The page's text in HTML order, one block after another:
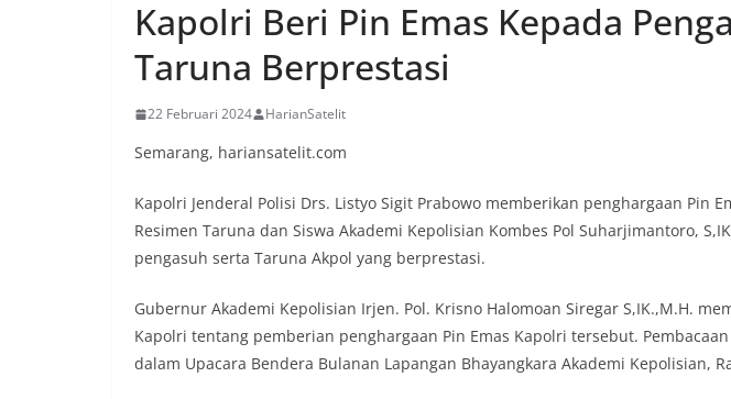
Kapolri Beri Pin Emas Kepada
Taruna Berprestasi
22 Februari 2024 HarianSatelit
Semarang, hariansatelit.com
Kapolri Jenderal Polisi Drs. Listyo Sigit Prabowo memberikan penghargaan Pin
Resimen Taruna dan Siswa Akademi Kepolisian Kombes Pol Suharjimantoro,
pengasuh serta Taruna Akpol yang berprestasi.
Gubernur Akademi Kepolisian Irjen. Pol. Krisno Halomoan Siregar S,IK.,M.H.
Kapolri tentang pemberian penghargaan Pin Emas Kapolri tersebut.
dalam Upacara Bendera Bulanan Lapangan Bhayangkara Akademi Kepolisian,